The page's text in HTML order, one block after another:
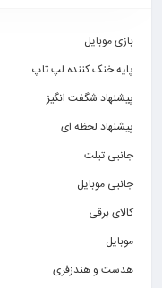
بازی موبایل
پایه خنک کننده لپ تاپ
پیشنهاد شگفت انگیز
پیشنهاد لحظه ای
جانبی تبلت
جانبی موبایل
کالای برقی
موبایل
هدست و هندزفری